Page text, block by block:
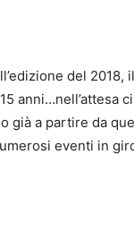
del 2018,
anni…nell’attesa
già a partire da
eventi in